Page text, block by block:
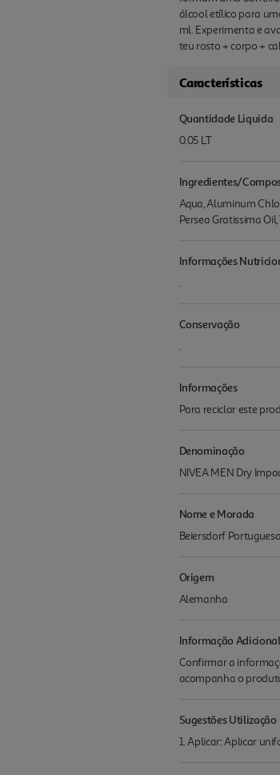
álcool etílico para
ml. Experimenta e
teu rosto + corpo +
Características
Quantidade Liquida
0.05 LT
Ingredientes/
Aqua, Aluminum
Persea Gratissima
Informações
.
Conservação
.
Informações
Para reciclar este
Denominação
NIVEA MEN Dry
Nome e Morada
Beiersdorf
Origem
Alemanha
Informação Adicional
Confirmar a
acompanha o
Sugestões Utilização
1. Aplicar: Aplicar